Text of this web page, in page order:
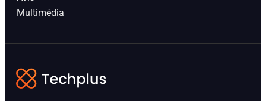
Multimédia